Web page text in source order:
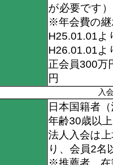
が必要です）
※年会費の継
H25.01.01よ
H26.01.01よ
正会員300
円
入
日本国籍者
年齢30歳以
法人入会は
り、会員2名
※推薦者 在